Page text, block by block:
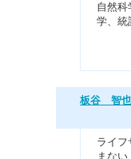
自然
学、統
板谷 智也
ライフ
まな